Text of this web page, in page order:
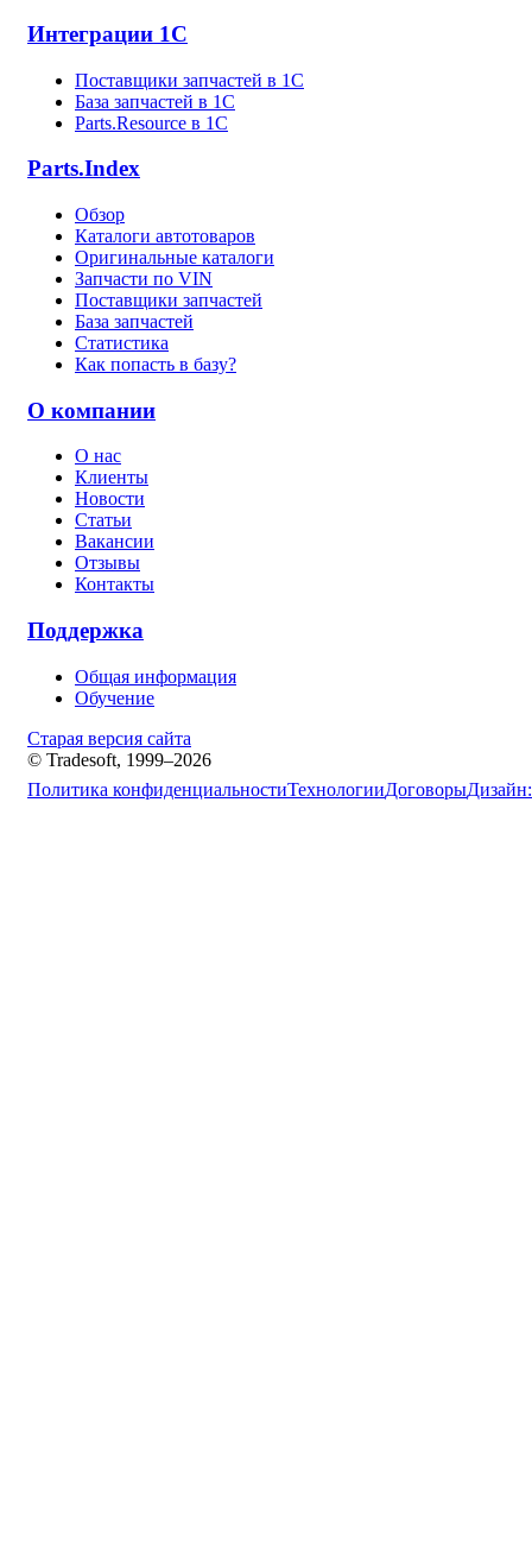
Интеграции 1С
Поставщики запчастей в 1C
База запчастей в 1С
Parts.Resource в 1C
Parts.Index
Обзор
Каталоги автотоваров
Оригинальные каталоги
Запчасти по VIN
Поставщики запчастей
База запчастей
Статистика
Как попасть в базу?
О компании
О нас
Клиенты
Новости
Статьи
Вакансии
Отзывы
Контакты
Поддержка
Общая информация
Обучение
Старая версия сайта
© Tradesoft, 1999–2026
Политика конфиденциальностиТехнологииДоговорыДизайн: